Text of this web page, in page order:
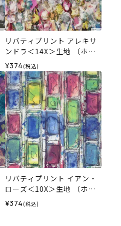
リバティプリント アレキサ
ンドラ＜14X＞生地 （ホビ
ーラホビーレオリジナル）2
026SS
¥374 (税込)
リバティプリント イアン・
ローズ＜10X＞生地 （ホビ
ーラホビーレオリジナル）2
026SS
¥374 (税込)